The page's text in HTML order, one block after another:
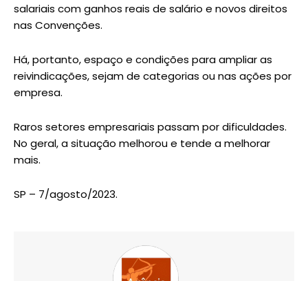
salariais com ganhos reais de salário e novos direitos
nas Convenções.
Há, portanto, espaço e condições para ampliar as
reivindicações, sejam de categorias ou nas ações por
empresa.
Raros setores empresariais passam por dificuldades.
No geral, a situação melhorou e tende a melhorar
mais.
SP – 7/agosto/2023.